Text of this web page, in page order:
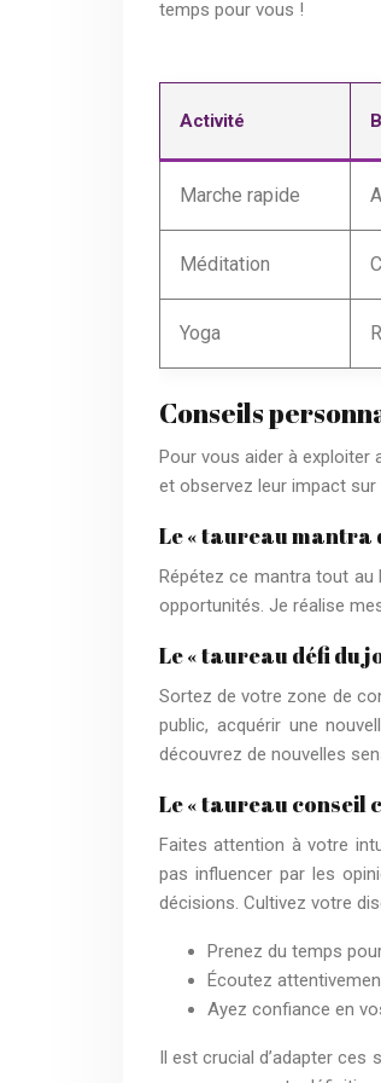
temps pour vous !
Activité
Marche rapide
Méditation
Yoga
Conseils
Pour vous aider à exploiter
et observez leur impact sur
Le « taureau mantra
Répétez ce mantra tout
opportunités. Je réalise
Le « taureau défi du
Sortez de votre zone de
public, acquérir une
découvrez de nouvelles
Le « taureau conseil
Faites attention à votre
pas influencer par les
décisions. Cultivez votre
Prenez du temps
Écoutez
Ayez confiance en
Il est crucial d’adapter